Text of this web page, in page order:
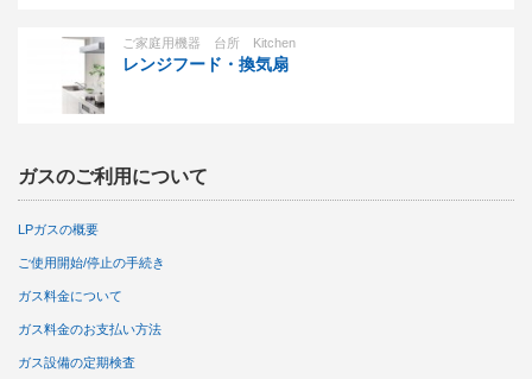
ご家庭用機器 台所 Kitchen
レンジフード・換気扇
ガスのご利用について
LPガスの概要
ご使用開始/停止の手続き
ガス料金について
ガス料金のお支払い方法
ガス設備の定期検査